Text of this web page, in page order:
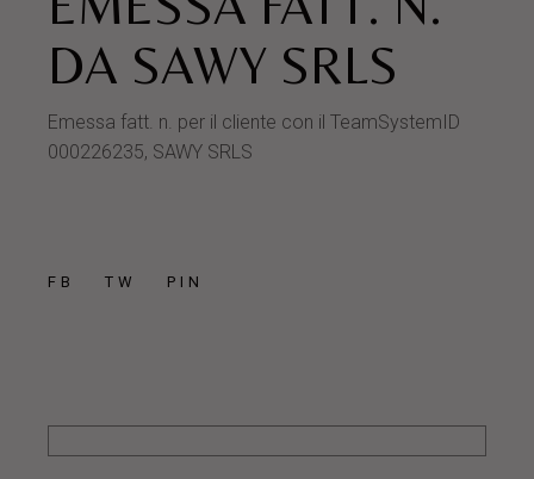
DA SAWY SRLS
Emessa fatt. n. per il cliente con il TeamSystemID
000226235, SAWY SRLS
FB TW PIN